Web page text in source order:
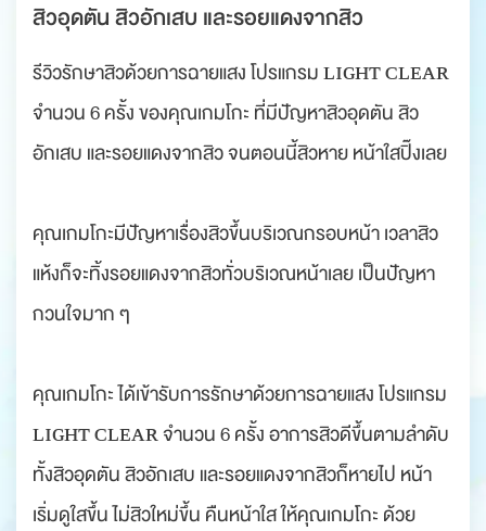
สิวอุดตัน สิวอักเสบ และรอยแดงจากสิว
รีวิวรักษาสิวด้วยการฉายแสง โปรแกรม ʟɪɢʜᴛ ᴄʟᴇᴀʀ
จำนวน 6 ครั้ง ของคุณเกมโกะ ที่มีปัญหาสิวอุดตัน สิว
อักเสบ และรอยแดงจากสิว จนตอนนี้สิวหาย หน้าใสปิ๊งเลย
คุณเกมโกะมีปัญหาเรื่องสิวขึ้นบริเวณกรอบหน้า เวลาสิว
แห้งก็จะทิ้งรอยแดงจากสิวทั่วบริเวณหน้าเลย เป็นปัญหา
กวนใจมาก ๆ
คุณเกมโกะ ได้เข้ารับการรักษาด้วยการฉายแสง โปรแกรม
ʟɪɢʜᴛ ᴄʟᴇᴀʀ จำนวน 6 ครั้ง อาการสิวดีขึ้นตามลำดับ
ทั้งสิวอุดตัน สิวอักเสบ และรอยแดงจากสิวก็หายไป หน้า
เริ่มดูใสขึ้น ไม่สิวใหม่ขึ้น คืนหน้าใส ให้คุณเกมโกะ ด้วย